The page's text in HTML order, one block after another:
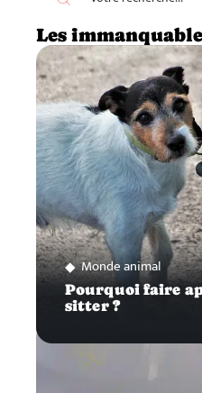
Les
Monde animal
Pourquoi faire
sitter ?